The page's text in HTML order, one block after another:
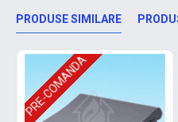
PRODUSE SIMILARE
PRE-COMANDA